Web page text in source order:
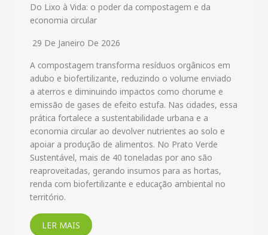
Do Lixo à Vida: o poder da compostagem e da
economia circular
29 De Janeiro De 2026
A compostagem transforma resíduos orgânicos em
adubo e biofertilizante, reduzindo o volume enviado
a aterros e diminuindo impactos como chorume e
emissão de gases de efeito estufa. Nas cidades, essa
prática fortalece a sustentabilidade urbana e a
economia circular ao devolver nutrientes ao solo e
apoiar a produção de alimentos. No Prato Verde
Sustentável, mais de 40 toneladas por ano são
reaproveitadas, gerando insumos para as hortas,
renda com biofertilizante e educação ambiental no
território.
LER MAIS